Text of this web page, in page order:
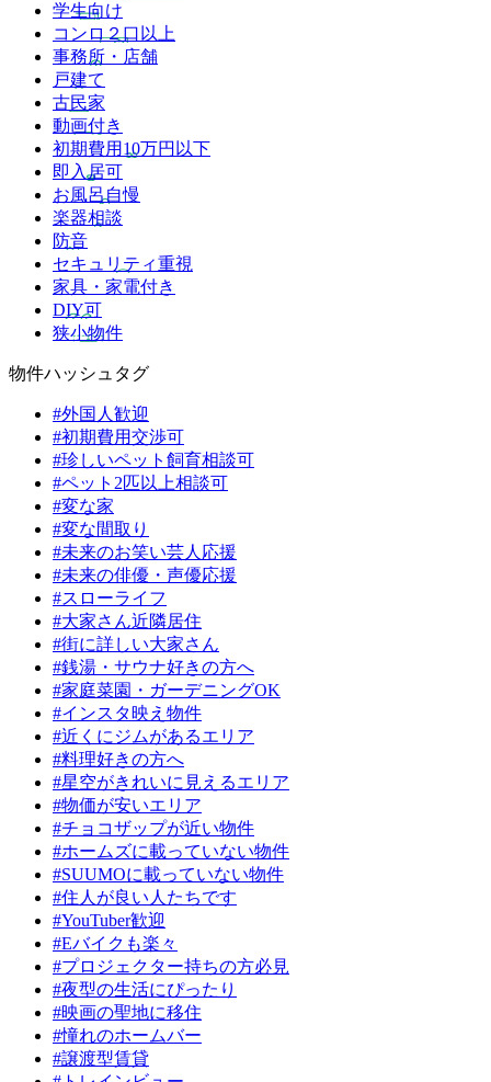
学生向け
コンロ２口以上
事務所・店舗
戸建て
古民家
動画付き
初期費用10万円以下
即入居可
お風呂自慢
楽器相談
防音
セキュリティ重視
家具・家電付き
DIY可
狭小物件
物件ハッシュタグ
#外国人歓迎
#初期費用交渉可
#珍しいペット飼育相談可
#ペット2匹以上相談可
#変な家
#変な間取り
#未来のお笑い芸人応援
#未来の俳優・声優応援
#スローライフ
#大家さん近隣居住
#街に詳しい大家さん
#銭湯・サウナ好きの方へ
#家庭菜園・ガーデニングOK
#インスタ映え物件
#近くにジムがあるエリア
#料理好きの方へ
#星空がきれいに見えるエリア
#物価が安いエリア
#チョコザップが近い物件
#ホームズに載っていない物件
#SUUMOに載っていない物件
#住人が良い人たちです
#YouTuber歓迎
#Eバイクも楽々
#プロジェクター持ちの方必見
#夜型の生活にぴったり
#映画の聖地に移住
#憧れのホームバー
#譲渡型賃貸